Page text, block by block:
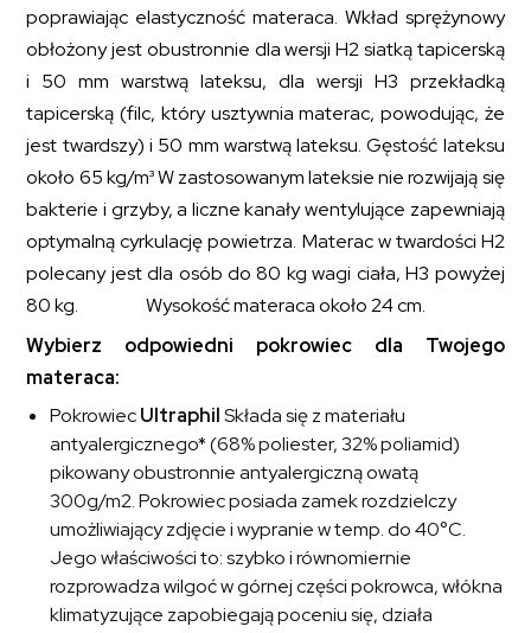
poprawiając elastyczność materaca. Wkład sprężynowy
obłożony jest obustronnie dla wersji H2 siatką tapicerską
i 50 mm warstwą lateksu, dla wersji H3 przekładką
tapicerską (filc, który usztywnia materac, powodując, że
jest twardszy) i 50 mm warstwą lateksu. Gęstość lateksu
około 65 kg/m³ W zastosowanym lateksie nie rozwijają się
bakterie i grzyby, a liczne kanały wentylujące zapewniają
optymalną cyrkulację powietrza. Materac w twardości H2
polecany jest dla osób do 80 kg wagi ciała, H3 powyżej
80 kg. Wysokość materaca około 24 cm.
Wybierz odpowiedni pokrowiec dla Twojego
materaca:
PokrowiecUltraphilSkłada się z materiału
antyalergicznego* (68% poliester, 32% poliamid)
pikowany obustronnie antyalergiczną owatą
300g/m2. Pokrowiec posiada zamek rozdzielczy
umożliwiający zdjęcie i wypranie w temp. do 40°C.
Jego właściwości to: szybko i równomiernie
rozprowadza wilgoć w górnej części pokrowca, włókna
klimatyzujące zapobiegają poceniu się, działa